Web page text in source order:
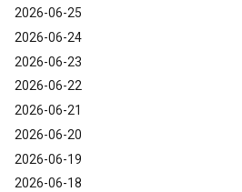
2026-06-25
2026-06-24
2026-06-23
2026-06-22
2026-06-21
2026-06-20
2026-06-19
2026-06-18